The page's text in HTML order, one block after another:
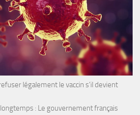
légalement le vaccin s’il devient
: Le gouvernement français